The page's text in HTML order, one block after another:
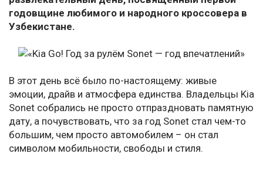
годовщине любимого и народного кроссовера в
Узбекистане.
В этот день всё было по-настоящему: живые
эмоции, драйв и атмосфера единства. Владельцы Kia
Sonet собрались не просто отпраздновать памятную
дату, а почувствовать, что за год Sonet стал чем-то
большим, чем просто автомобилем – он стал
символом мобильности, свободы и стиля.